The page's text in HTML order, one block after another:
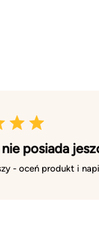
posiada
- oceń produkt i